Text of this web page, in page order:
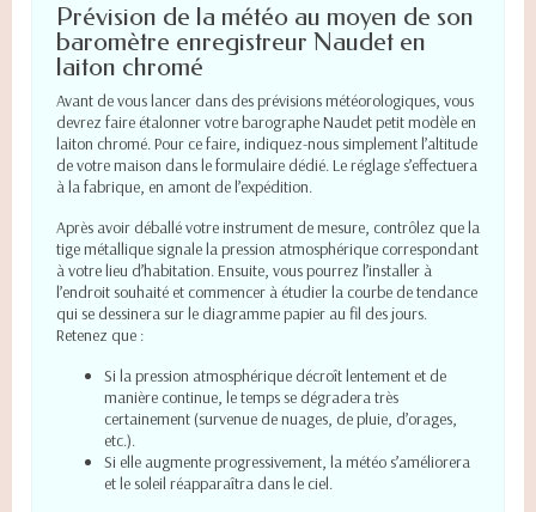
Prévision de la météo au moyen de son
baromètre enregistreur Naudet en
laiton chromé
Avant de vous lancer dans des prévisions météorologiques, vous
devrez faire étalonner votre barographe Naudet petit modèle en
laiton chromé. Pour ce faire, indiquez-nous simplement l’altitude
de votre maison dans le formulaire dédié. Le réglage s’effectuera
à la fabrique, en amont de l’expédition.
Après avoir déballé votre instrument de mesure, contrôlez que la
tige métallique signale la pression atmosphérique correspondant
à votre lieu d’habitation. Ensuite, vous pourrez l’installer à
l’endroit souhaité et commencer à étudier la courbe de tendance
qui se dessinera sur le diagramme papier au fil des jours.
Retenez que :
Si la pression atmosphérique décroît lentement et de
manière continue, le temps se dégradera très
certainement (survenue de nuages, de pluie, d’orages,
etc.).
Si elle augmente progressivement, la météo s’améliorera
et le soleil réapparaîtra dans le ciel.